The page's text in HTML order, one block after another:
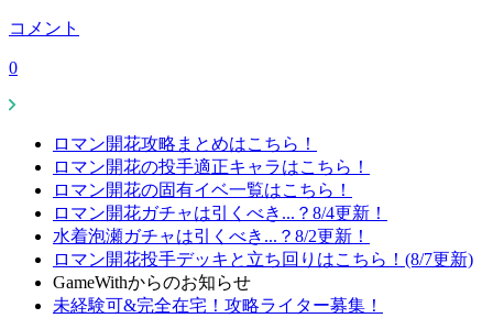
コメント
0
ロマン開花攻略まとめはこちら！
ロマン開花の投手適正キャラはこちら！
ロマン開花の固有イベ一覧はこちら！
ロマン開花ガチャは引くべき...？8/4更新！
水着泡瀬ガチャは引くべき...？8/2更新！
ロマン開花投手デッキと立ち回りはこちら！(8/7更新)
GameWithからのお知らせ
未経験可&完全在宅！攻略ライター募集！